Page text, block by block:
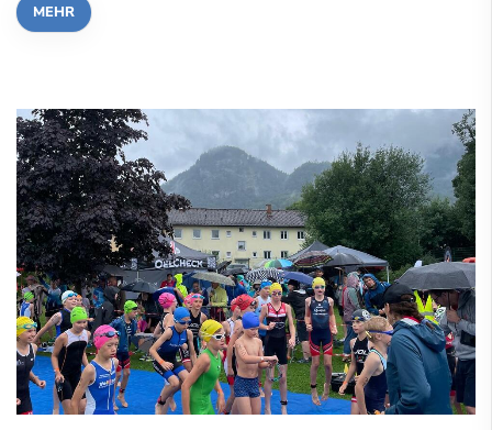
MEHR